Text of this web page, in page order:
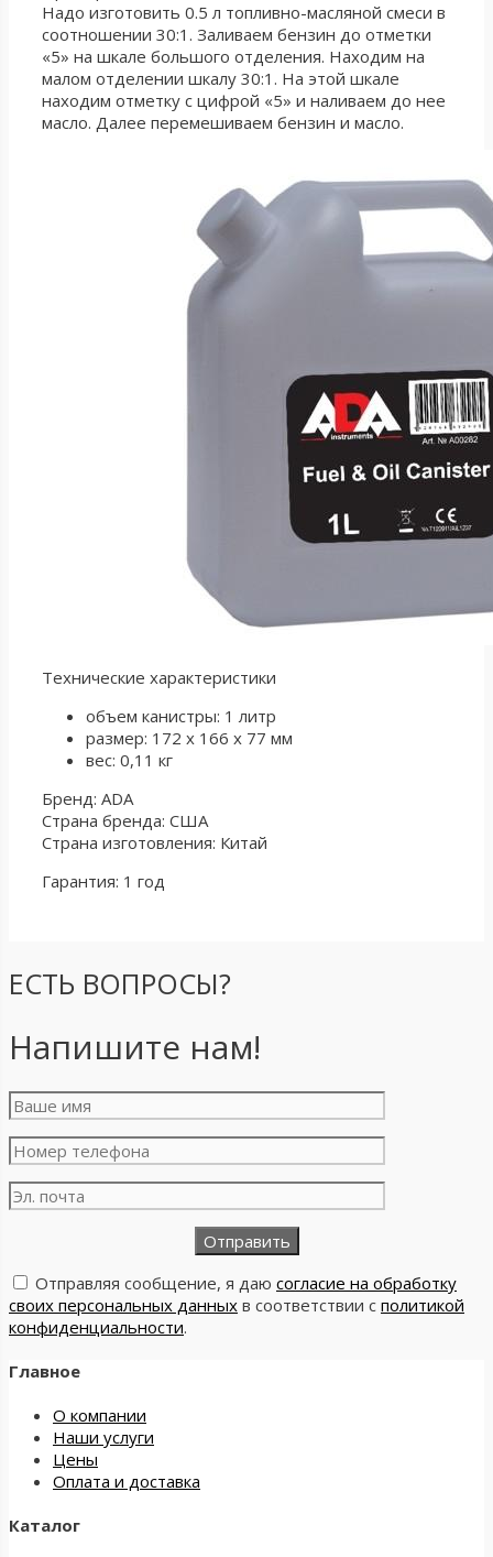
Надо изготовить 0.5 л топливно-масляной смеси в
соотношении 30:1. Заливаем бензин до отметки
«5» на шкале большого отделения. Находим на
малом отделении шкалу 30:1. На этой шкале
находим отметку с цифрой «5» и наливаем до нее
масло. Далее перемешиваем бензин и масло.
Технические характеристики
объем канистры: 1 литр
размер: 172 x 166 x 77 мм
вес: 0,11 кг
Бренд: ADA
Страна бренда: США
Страна изготовления: Китай
Гарантия: 1 год
ЕСТЬ ВОПРОСЫ?
Напишите нам!
Отправляя сообщение, я даю согласие на обработку
своих персональных данных в соответствии с политикой
конфиденциальности.
Главное
О компании
Наши услуги
Цены
Оплата и доставка
Каталог